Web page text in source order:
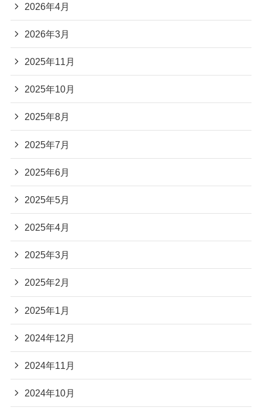
2026年4月
2026年3月
2025年11月
2025年10月
2025年8月
2025年7月
2025年6月
2025年5月
2025年4月
2025年3月
2025年2月
2025年1月
2024年12月
2024年11月
2024年10月